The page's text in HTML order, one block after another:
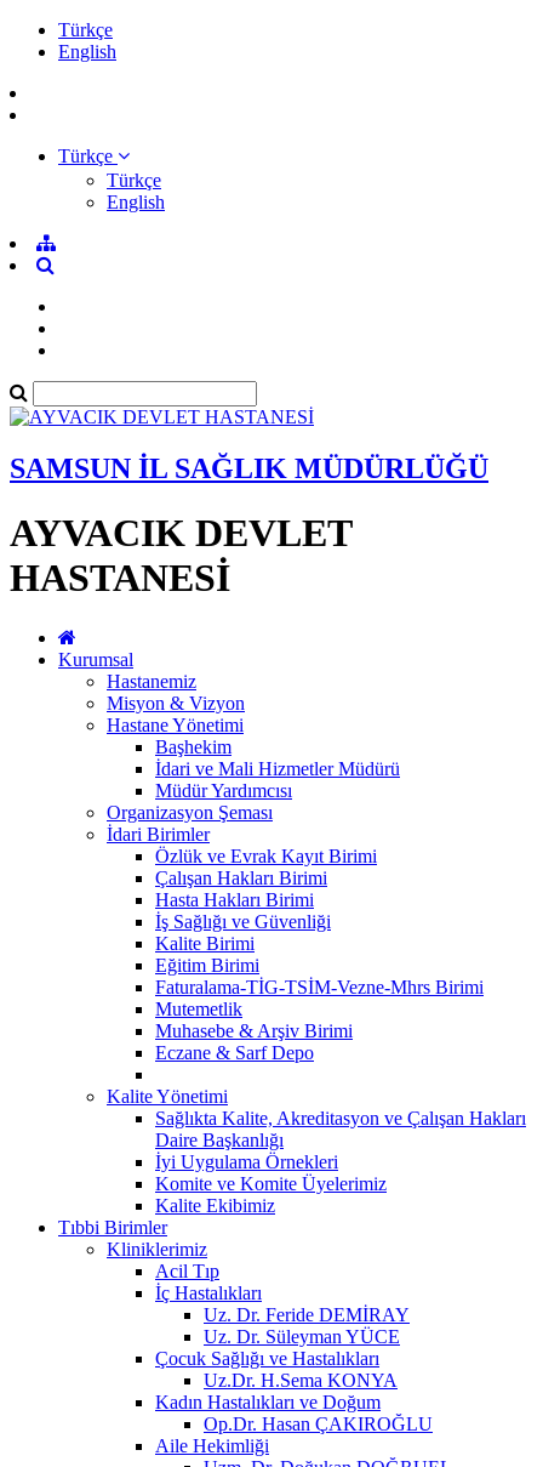
Türkçe
English
Türkçe
Türkçe
English
SAMSUN İL SAĞLIK MÜDÜRLÜĞÜ
AYVACIK DEVLET
HASTANESİ
Kurumsal
Hastanemiz
Misyon & Vizyon
Hastane Yönetimi
Başhekim
İdari ve Mali Hizmetler Müdürü
Müdür Yardımcısı
Organizasyon Şeması
İdari Birimler
Özlük ve Evrak Kayıt Birimi
Çalışan Hakları Birimi
Hasta Hakları Birimi
İş Sağlığı ve Güvenliği
Kalite Birimi
Eğitim Birimi
Faturalama-TİG-TSİM-Vezne-Mhrs Birimi
Mutemetlik
Muhasebe & Arşiv Birimi
Eczane & Sarf Depo
Kalite Yönetimi
Sağlıkta Kalite, Akreditasyon ve Çalışan Hakları
Daire Başkanlığı
İyi Uygulama Örnekleri
Komite ve Komite Üyelerimiz
Kalite Ekibimiz
Tıbbi Birimler
Kliniklerimiz
Acil Tıp
İç Hastalıkları
Uz. Dr. Feride DEMİRAY
Uz. Dr. Süleyman YÜCE
Çocuk Sağlığı ve Hastalıkları
Uz.Dr. H.Sema KONYA
Kadın Hastalıkları ve Doğum
Op.Dr. Hasan ÇAKIROĞLU
Aile Hekimliği